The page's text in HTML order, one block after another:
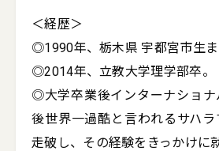
＜経歴＞
◎1990年、栃木県 宇都宮市生ま
◎2014年、立教大学理学部卒。
◎大学卒業後インターナショナ
後世界一過酷と言われるサハ
走破し、その経験をきっかけに